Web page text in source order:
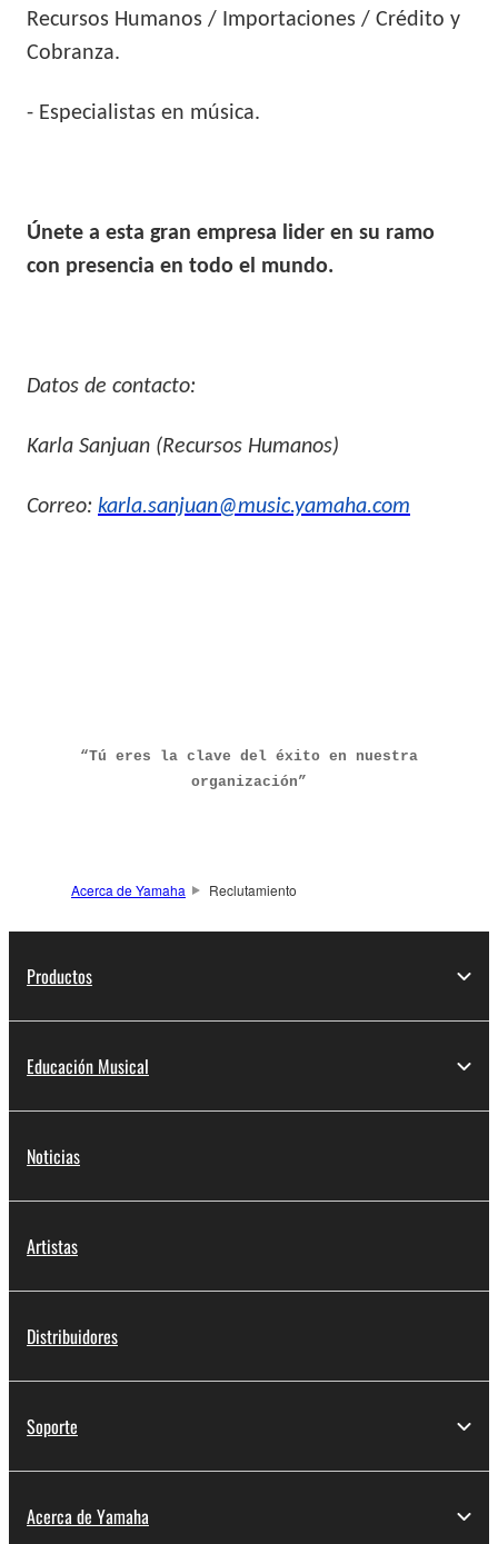
Recursos Humanos / Importaciones / Crédito y
Cobranza.
- Especialistas en música.
Únete a esta gran empresa lider en su ramo
con presencia en todo el mundo.
Datos de contacto:
Karla Sanjuan (Recursos Humanos)
Correo: karla.sanjuan@music.yamaha.com
“Tú eres la clave del éxito en nuestra
organización”
Acerca de Yamaha Reclutamiento
Productos
Educación Musical
Noticias
Artistas
Distribuidores
Soporte
Acerca de Yamaha